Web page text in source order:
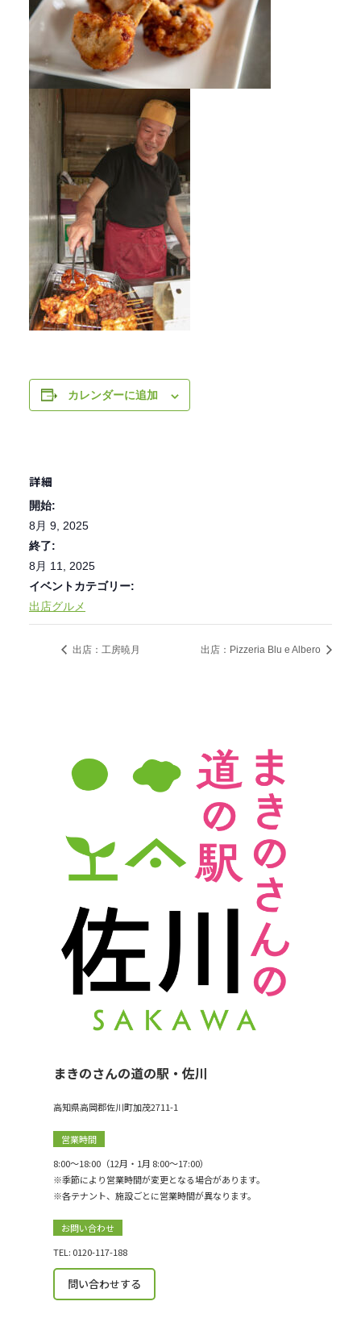
カレンダーに追加
詳細
開始:
8月 9, 2025
終了:
8月 11, 2025
イベントカテゴリー:
出店グルメ
出店：工房暁月 出店：Pizzeria Blu e Albero
まきのさんの道の駅・佐川
高知県高岡郡佐川町加茂2711-1
営業時間
8:00〜18:00（12月・1月 8:00〜17:00）
※季節により営業時間が変更となる場合があります。
※各テナント、施設ごとに営業時間が異なります。
お問い合わせ
TEL: 0120-117-188
問い合わせする